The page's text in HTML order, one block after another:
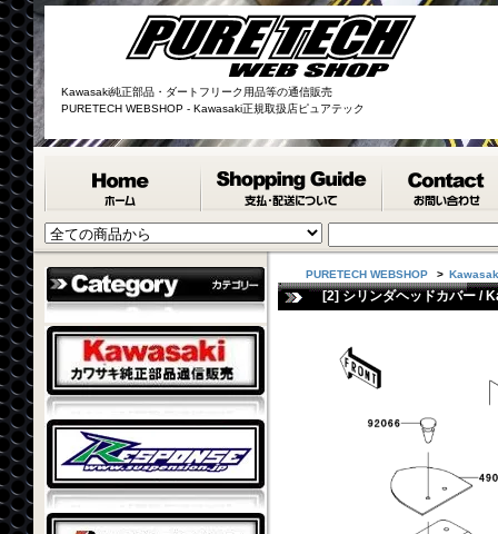
Kawasaki純正部品・ダートフリーク用品等の通信販売
PURETECH WEBSHOP - Kawasaki正規取扱店ピュアテック
PURETECH WEBSHOP >
[2] シリンダヘッドカバー /